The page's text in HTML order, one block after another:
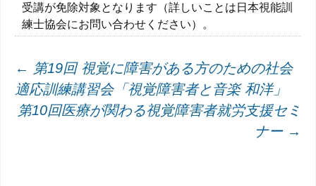
受講が免除対象となります（詳しいことは日本視能訓
練士協会にお問い合わせください）。
投
稿
ナ
← 第19回 視覚に障害がある方のための社会
適応訓練講習会「視覚障害者と音楽 和洋」
第10回医療が関わる視覚障害者就労支援セミ
ナー →